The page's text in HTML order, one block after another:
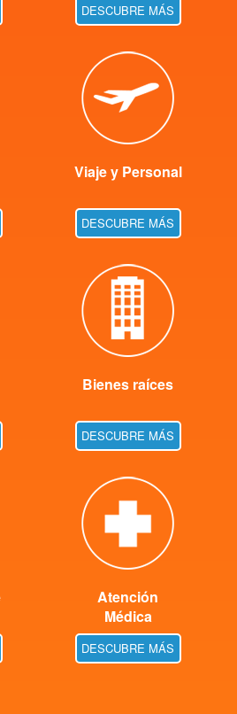
DESCUBRE MÁS
Viaje y Personal
DESCUBRE MÁS
Bienes raíces
DESCUBRE MÁS
Atención
Médica
DESCUBRE MÁS